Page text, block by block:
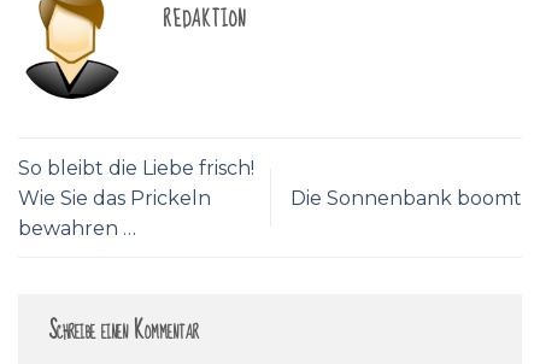
REDAKTION
So bleibt die Liebe frisch!
Wie Sie das Prickeln
bewahren …
Die Sonnenbank boomt
Schreibe einen Kommentar